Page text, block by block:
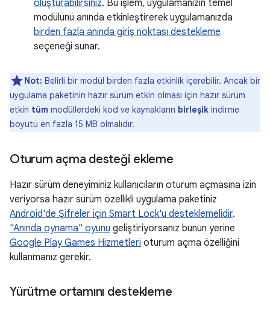
oluşturabilirsiniz. Bu işlem, uygulamanızın temel
modülünü anında etkinleştirerek uygulamanızda
birden fazla anında giriş noktası destekleme
seçeneği sunar.
Not: Belirli bir modül birden fazla etkinlik içerebilir. Ancak bir
uygulama paketinin hazır sürüm etkin olması için hazır sürüm
etkin tüm modüllerdeki kod ve kaynakların birleşik indirme
boyutu en fazla 15 MB olmalıdır.
Oturum açma desteği ekleme
Hazır sürüm deneyiminiz kullanıcıların oturum açmasına izin
veriyorsa hazır sürüm özellikli uygulama paketiniz
Android'de Şifreler için Smart Lock'u desteklemelidir.
"Anında oynama" oyunu geliştiriyorsanız bunun yerine
Google Play Games Hizmetleri oturum açma özelliğini
kullanmanız gerekir.
Yürütme ortamını destekleme